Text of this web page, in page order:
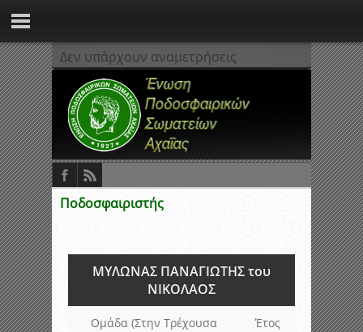
Δεν υπάρχουν αναμετρήσεις
Ποδοσφαιριστής
ΜΥΛΩΝΑΣ ΠΑΝΑΓΙΩΤΗΣ του
ΝΙΚΟΛΑΟΣ
Ομάδα (Στην Τρέχουσα
Έτος